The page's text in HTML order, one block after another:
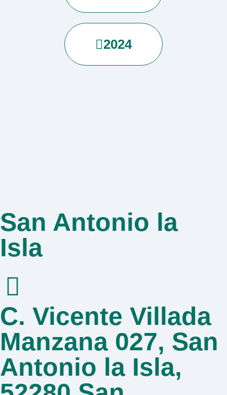
2024
San Antonio la
Isla
C. Vicente Villada
Manzana 027, San
Antonio la Isla,